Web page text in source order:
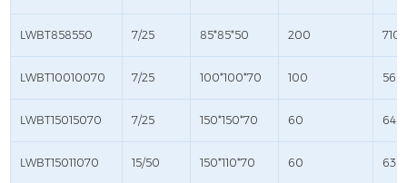
LWBT858550 7/25 85*85*50 200
LWBT10010070 7/25 100*100*70 100
LWBT15015070 7/25 150*150*70 60
LWBT15011070 15/50 150*110*70 60